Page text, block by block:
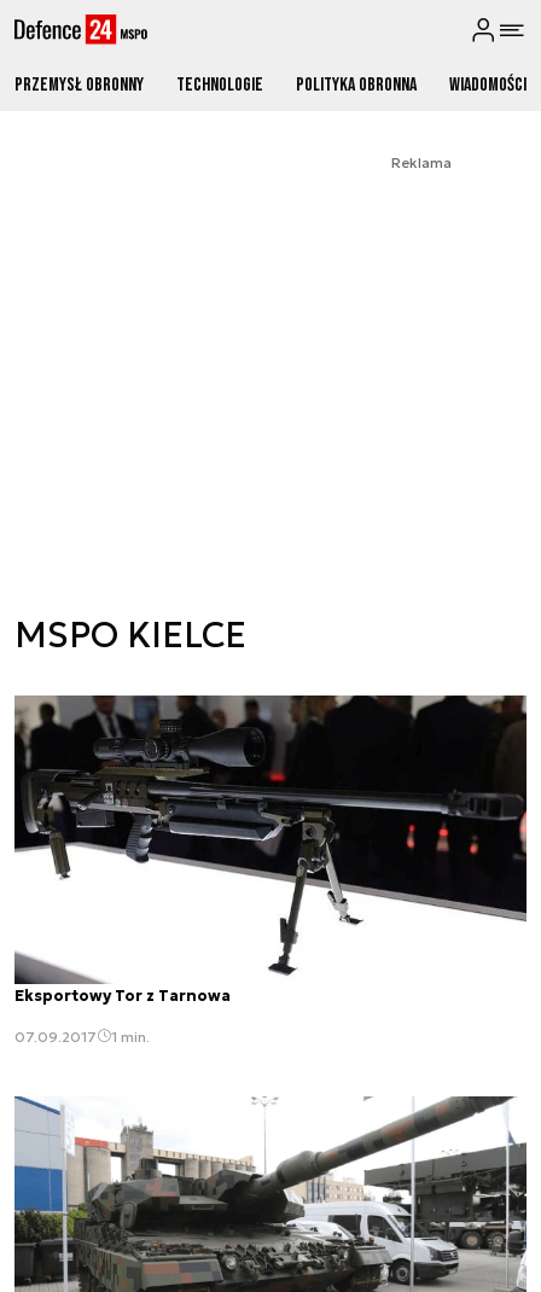
Przemysł obronny Technologie Polityka obronna Wiadomości
Reklama
MSPO KIELCE
Eksportowy Tor z Tarnowa
07.09.2017 1 min.